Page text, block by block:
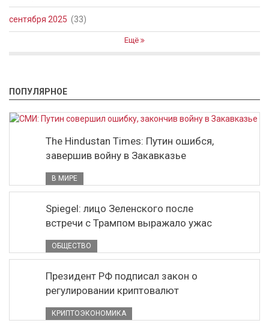
сентября 2025 (33)
Ещё
ПОПУЛЯРНОЕ
The Hindustan Times: Путин ошибся,
завершив войну в Закавказье
В МИРЕ
Spiegel: лицо Зеленского после
встречи с Трампом выражало ужас
ОБЩЕСТВО
Президент РФ подписал закон о
регулировании криптовалют
КРИПТОЭКОНОМИКА